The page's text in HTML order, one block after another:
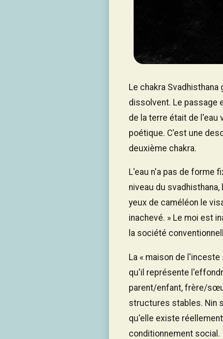
Le chakra
dissolvent. Le passage
de la terre était de l'eau
poétique. C'est une
deuxième chakra.
L'eau n'a pas de forme
niveau du
yeux de caméléon le
inachevé. » Le moi est
la société
La « maison de
qu'il représente
parent/enfant, frère/
structures stables. Nin
qu'elle existe
conditionnement social.